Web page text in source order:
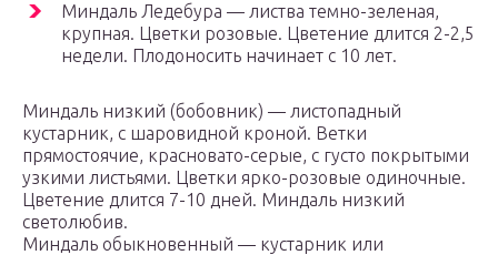
Миндаль Ледебура — листва темно-зеленая,
крупная. Цветки розовые. Цветение длится 2-2,5
недели. Плодоносить начинает с 10 лет.
Миндаль низкий (бобовник) — листопадный
кустарник, с шаровидной кроной. Ветки
прямостоячие, красновато-серые, с густо покрытыми
узкими листьями. Цветки ярко-розовые одиночные.
Цветение длится 7-10 дней. Миндаль низкий
светолюбив.
Миндаль обыкновенный — кустарник или